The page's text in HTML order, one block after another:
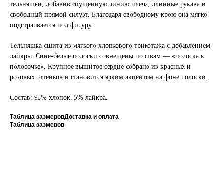
тельняшки, добавив спущенную линию плеча, длинные рукава и
свободный прямой силуэт. Благодаря свободному крою она мягко
подстраивается под фигуру.
Тельняшка сшита из мягкого хлопкового трикотажа с добавлением
лайкры. Сине-белые полоски совмещены по швам — «полоска к
полосочке». Крупное вышитое сердце собрано из красных и
розовых оттенков и становится ярким акцентом на фоне полоски.
Состав: 95% хлопок, 5% лайкра.
Таблица размеровДоставка и оплата
Таблица размеров